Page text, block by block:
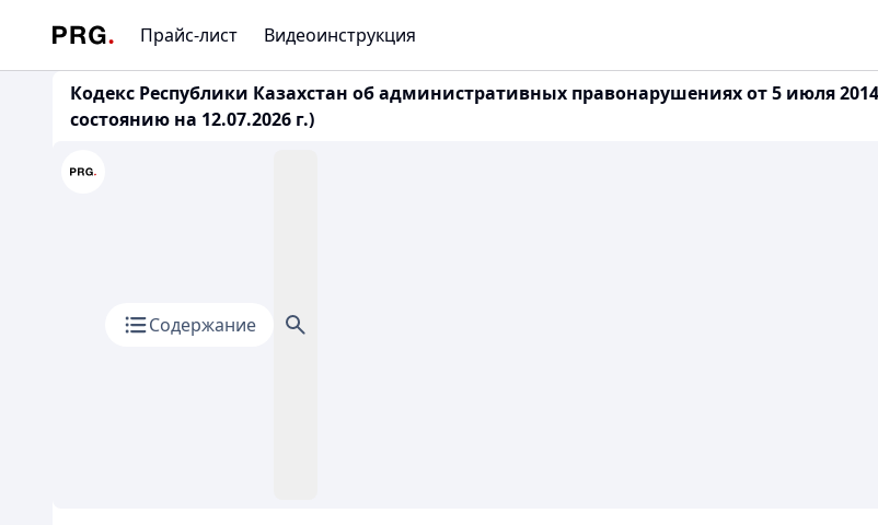
Прайс-лист Видеоинструкция
Кодекс Республики Казахстан об административных правонарушениях от 5 июля
состоянию на 12.07.2026 г.)
Содержание